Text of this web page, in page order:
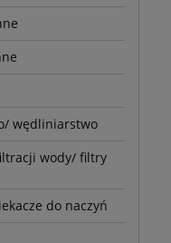
wędliniarstwo
wody/ filtry
do naczyń